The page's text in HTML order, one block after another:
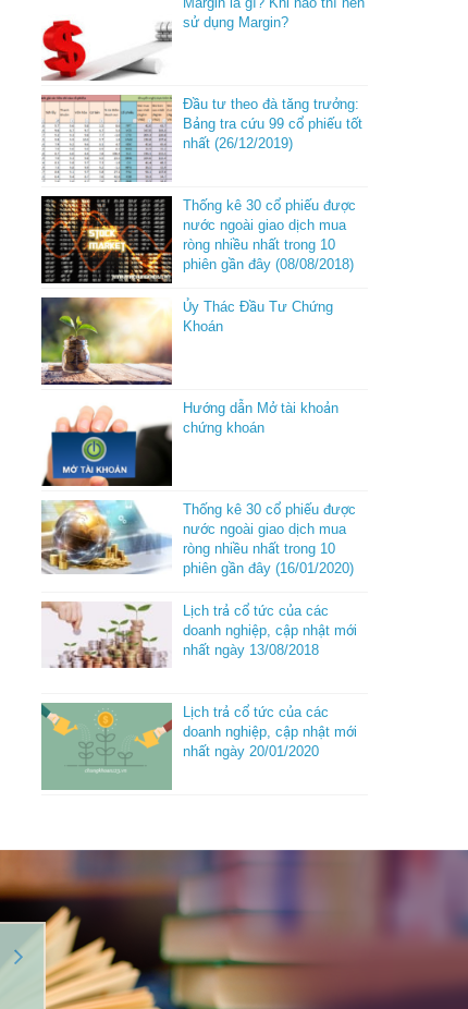
sử dụng Margin?
Đầu tư theo đà tăng trưởng:
Bảng tra cứu 99 cổ phiếu tốt
nhất (26/12/2019)
Thống kê 30 cổ phiếu được
nước ngoài giao dịch mua
ròng nhiều nhất trong 10
phiên gần đây (08/08/2018)
Ủy Thác Đầu Tư Chứng
Khoán
Hướng dẫn Mở tài khoản
chứng khoán
Thống kê 30 cổ phiếu được
nước ngoài giao dịch mua
ròng nhiều nhất trong 10
phiên gần đây (16/01/2020)
Lịch trả cổ tức của các
doanh nghiệp, cập nhật mới
nhất ngày 13/08/2018
Lịch trả cổ tức của các
doanh nghiệp, cập nhật mới
nhất ngày 20/01/2020